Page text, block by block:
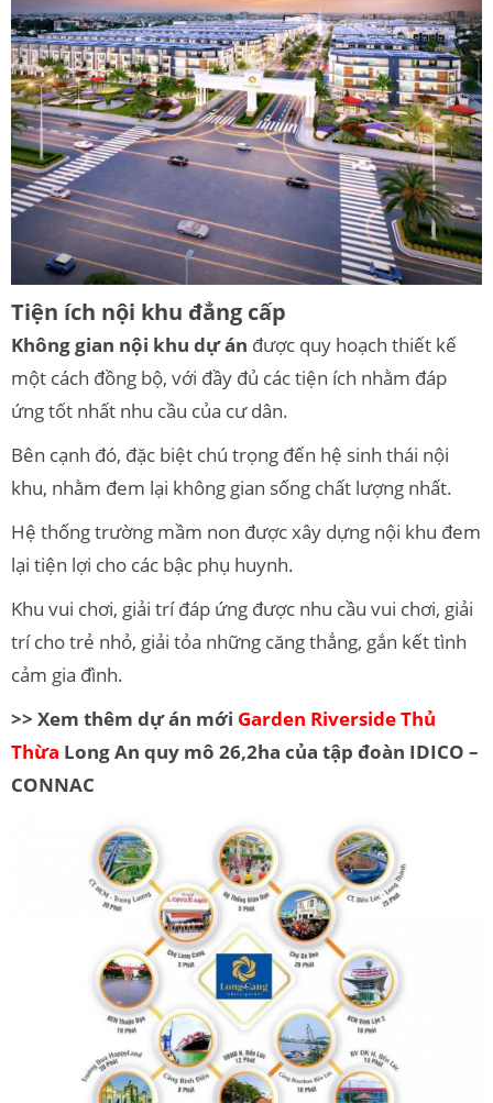
Tiện ích nội khu đẳng cấp
Không gian nội khu dự án được quy hoạch thiết kế
một cách đồng bộ, với đầy đủ các tiện ích nhằm đáp
ứng tốt nhất nhu cầu của cư dân.
Bên cạnh đó, đặc biệt chú trọng đến hệ sinh thái nội
khu, nhằm đem lại không gian sống chất lượng nhất.
Hệ thống trường mầm non được xây dựng nội khu đem
lại tiện lợi cho các bậc phụ huynh.
Khu vui chơi, giải trí đáp ứng được nhu cầu vui chơi, giải
trí cho trẻ nhỏ, giải tỏa những căng thẳng, gắn kết tình
cảm gia đình.
>> Xem thêm dự án mới Garden Riverside Thủ
Thừa Long An quy mô 26,2ha của tập đoàn IDICO –
CONNAC